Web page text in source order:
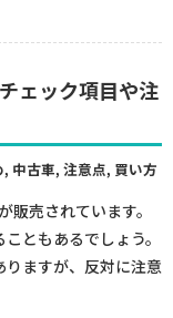
ェック項目や注
, 中古車, 注意点, 買い方
売されています。
ともあるでしょう。
ますが、反対に注意